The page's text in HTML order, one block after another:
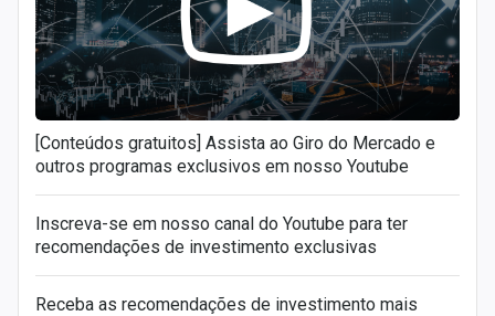
[Conteúdos gratuitos] Assista ao Giro do Mercado e
outros programas exclusivos em nosso Youtube
Inscreva-se em nosso canal do Youtube para ter
recomendações de investimento exclusivas
Receba as recomendações de investimento mais